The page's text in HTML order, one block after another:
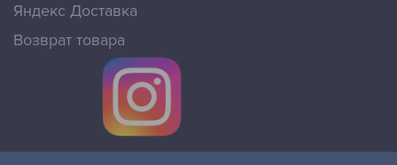
Яндекс Доставка
Возврат товара